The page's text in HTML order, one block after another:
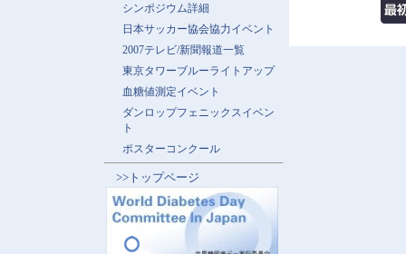
シンポジウム詳細
日本サッカー協会協力イベント
2007テレビ/新聞報道一覧
東京タワーブルーライトアップ
血糖値測定イベント
ダンロップフェニックスイベン
ト
ポスターコンクール
>>トップページ